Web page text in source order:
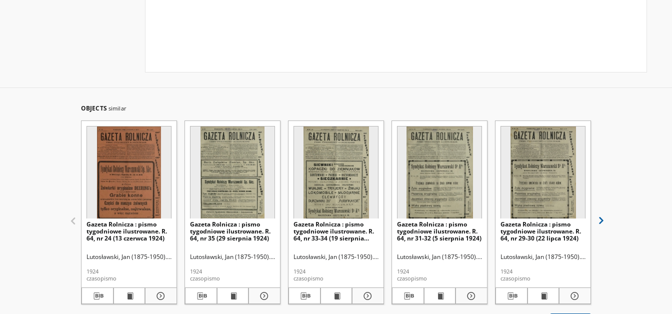
OBJECTS similar
Gazeta Rolnicza : pismo
tygodniowe ilustrowane. R.
64, nr 24 (13 czerwca 1924)
Lutosławski, Jan (1875-1950). Red.
1924
czasopismo
Gazeta Rolnicza : pismo
tygodniowe ilustrowane. R.
64, nr 35 (29 sierpnia 1924)
Lutosławski, Jan (1875-1950). Red.
1924
czasopismo
Gazeta Rolnicza : pismo
tygodniowe ilustrowane. R.
64, nr 33-34 (19 sierpnia
Lutosławski, Jan (1875-1950). Red.
1924
czasopismo
Gazeta Rolnicza : pismo
tygodniowe ilustrowane. R.
64, nr 31-32 (5 sierpnia 1924)
Lutosławski, Jan (1875-1950). Red.
1924
czasopismo
Gazeta Rolnicza : pismo
tygodniowe ilustrowane. R.
64, nr 29-30 (22 lipca 1924)
Lutosławski, Jan (1875-1950). Red.
1924
czasopismo